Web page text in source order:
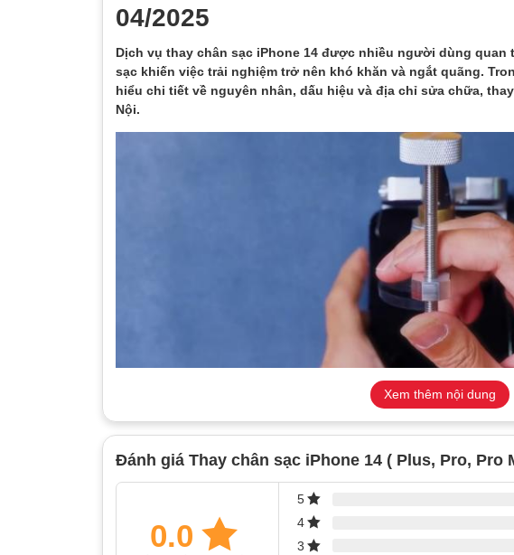
04/2025
Dịch vụ thay chân sạc iPhone 14 được nhiều người dùng
sạc khiến việc trải nghiệm trở nên khó khăn và ngắt quãng.
hiểu chi tiết về nguyên nhân, dấu hiệu và địa chỉ sửa chữa,
Nội.
Xem thêm nội dung
Đánh giá Thay chân sạc iPhone 14 ( Plus, Pro, Pro
0.0
5
4
3